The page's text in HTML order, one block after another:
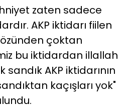
zaten sadece
AKP iktidarı fiilen
çoktan
bu iktidardan illallah
AKP iktidarının
kaçışları yok"